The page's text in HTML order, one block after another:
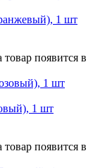
1 шт
появится в
1 шт
появится в